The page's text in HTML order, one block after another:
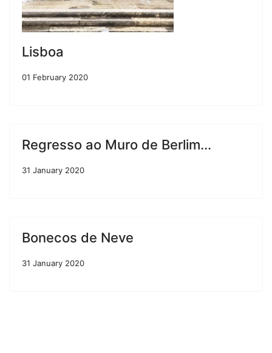
Lisboa
01 February 2020
Regresso ao Muro de Berlim...
31 January 2020
Bonecos de Neve
31 January 2020